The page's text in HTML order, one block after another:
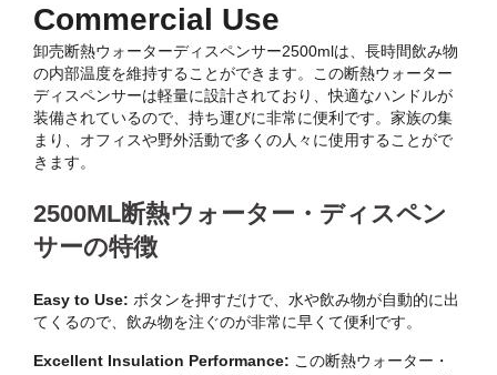
Commercial Use
卸売断熱ウォーターディスペンサー2500mlは、長時間飲み物
の内部温度を維持することができます。この断熱ウォーター
ディスペンサーは軽量に設計されており、快適なハンドルが
装備されているので、持ち運びに非常に便利です。家族の集
まり、オフィスや野外活動で多くの人々に使用することがで
きます。
2500ML断熱ウォーター・ディスペン
サーの特徴
Easy to Use: ボタンを押すだけで、水や飲み物が自動的に出
てくるので、飲み物を注ぐのが非常に早くて便利です。
Excellent Insulation Performance: この断熱ウォーター・